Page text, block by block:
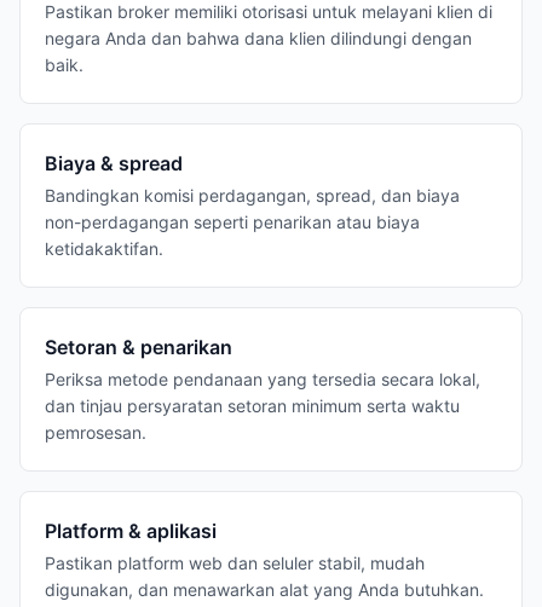
Pastikan broker memiliki otorisasi untuk melayani klien di
negara Anda dan bahwa dana klien dilindungi dengan
baik.
Biaya & spread
Bandingkan komisi perdagangan, spread, dan biaya
non-perdagangan seperti penarikan atau biaya
ketidakaktifan.
Setoran & penarikan
Periksa metode pendanaan yang tersedia secara lokal,
dan tinjau persyaratan setoran minimum serta waktu
pemrosesan.
Platform & aplikasi
Pastikan platform web dan seluler stabil, mudah
digunakan, dan menawarkan alat yang Anda butuhkan.